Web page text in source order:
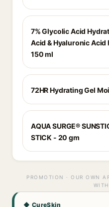
7% Glycolic Acid
Acid & Hyaluronic Acid
150 ml
72HR Hydrating Gel
AQUA SURGE®
STICK - 20 gm
PROMOTION · OUR OWN
◆ CureSkin